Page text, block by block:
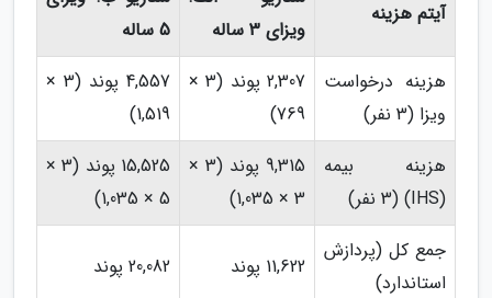
آیتم هزینه
ویزای 3 ساله
5 ساله
هزینه درخواست
ویزا (3 نفر)
2,307 پوند (3 ×
769)
4,557 پوند (3 ×
1,519)
هزینه بیمه
(IHS) (3 نفر)
9,315 پوند (3 ×
3 × 1,035)
15,525 پوند (3 ×
5 × 1,035)
جمع کل (پردازش
استاندارد)
11,622 پوند 20,082 پوند